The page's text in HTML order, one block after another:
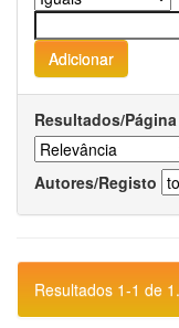
Resultados/Página
Autores/Registo
Resultados 1-1 de 1.